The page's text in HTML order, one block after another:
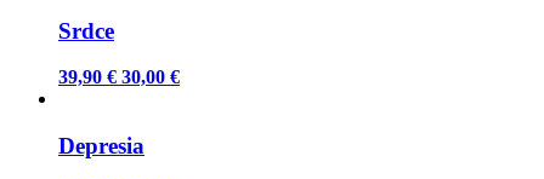
Srdce
39,90 € 30,00 €
Depresia